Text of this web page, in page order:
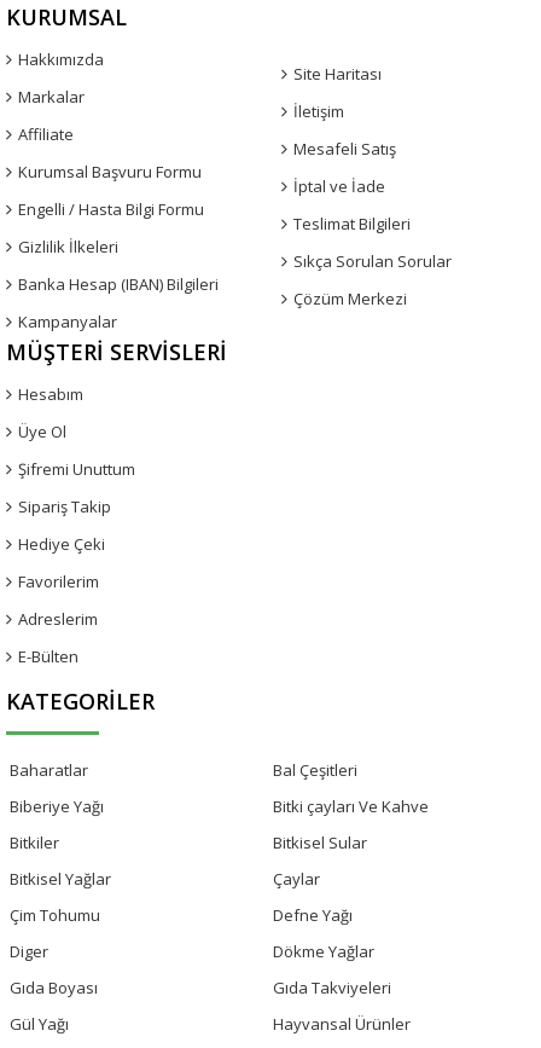
KURUMSAL
Hakkımızda
Markalar
Affiliate
Kurumsal Başvuru Formu
Engelli / Hasta Bilgi Formu
Gizlilik İlkeleri
Banka Hesap (IBAN) Bilgileri
Kampanyalar
Site Haritası
İletişim
Mesafeli Satış
İptal ve İade
Teslimat Bilgileri
Sıkça Sorulan Sorular
Çözüm Merkezi
MÜŞTERI SERVISLERI
Hesabım
Üye Ol
Şifremi Unuttum
Sipariş Takip
Hediye Çeki
Favorilerim
Adreslerim
E-Bülten
KATEGORILER
Baharatlar
Bal Çeşitleri
Biberiye Yağı
Bitki çayları Ve Kahve
Bitkiler
Bitkisel Sular
Bitkisel Yağlar
Çaylar
Çim Tohumu
Defne Yağı
Diger
Dökme Yağlar
Gıda Boyası
Gıda Takviyeleri
Gül Yağı
Hayvansal Ürünler